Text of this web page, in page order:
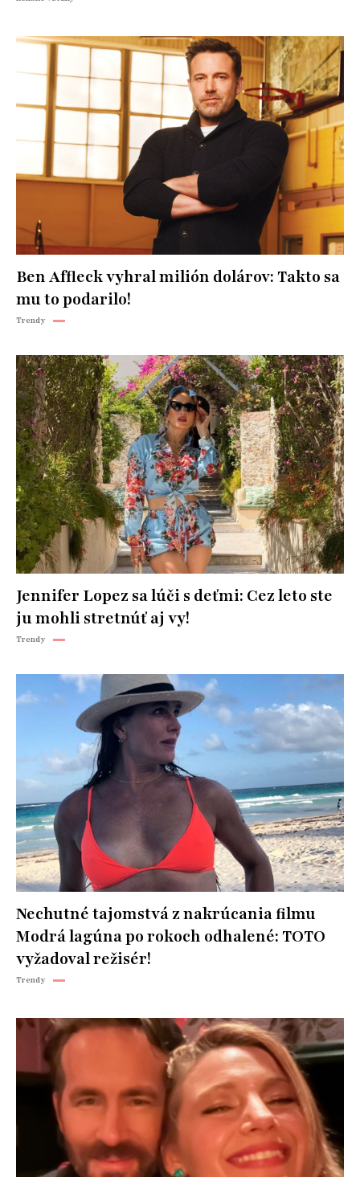
Ben Affleck vyhral milión dolárov: Takto sa
mu to podarilo!
Trendy
Jennifer Lopez sa lúči s deťmi: Cez leto ste
ju mohli stretnúť aj vy!
Trendy
Nechutné tajomstvá z nakrúcania filmu
Modrá lagúna po rokoch odhalené: TOTO
vyžadoval režisér!
Trendy